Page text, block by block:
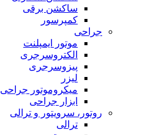
ساکشن برقی
کمپرسور
جراحی
موتور ایمپلنت
الکتروسرجری
پیزوسرجری
لیزر
میکروموتور جراحی
ابزار جراحی
روتور، سرویتور و ترالی
ترالی